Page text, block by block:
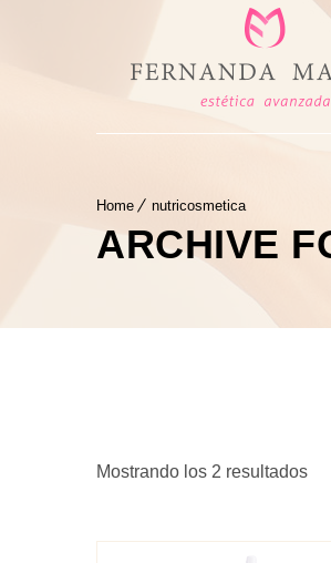
Home nutricosmetica
ARCHIVE
Mostrando los 2 resultados